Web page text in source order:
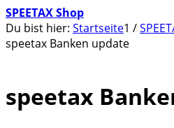
SPEETAX Shop
Du bist hier: Startseite1 /
speetax Banken update
speetax